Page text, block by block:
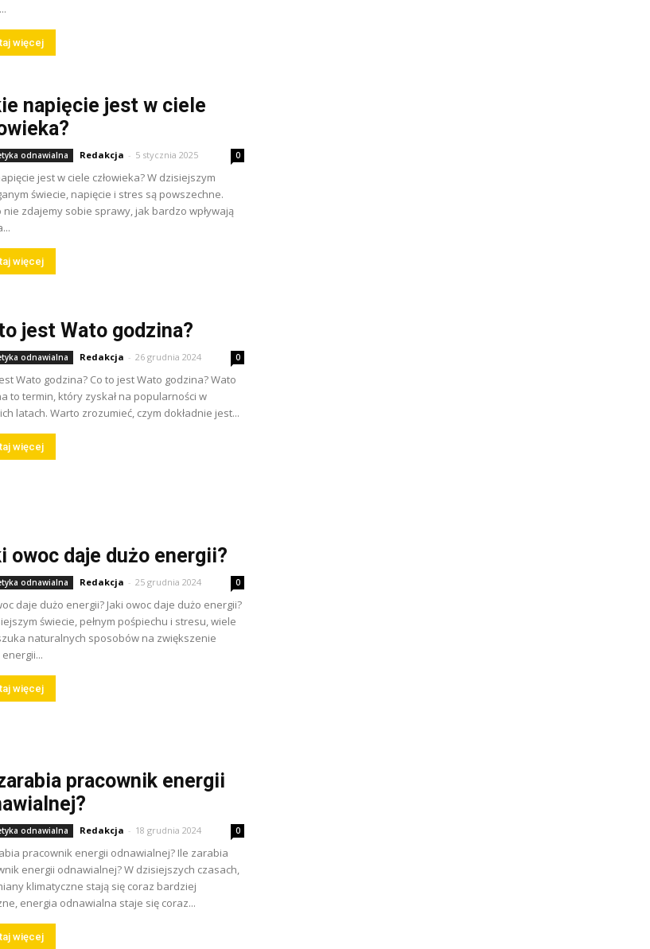
więcej
napięcie jest w ciele
odnawialna Redakcja - 5 stycznia 2025 0
jest w ciele człowieka? W dzisiejszym
świecie, napięcie i stres są powszechne.
nie zdajemy sobie sprawy, jak bardzo wpływają
więcej
jest Wato godzina?
odnawialna Redakcja - 26 grudnia 2024 0
Wato godzina? Co to jest Wato godzina? Wato
to termin, który zyskał na popularności w
latach. Warto zrozumieć, czym dokładnie jest...
więcej
owoc daje dużo energii?
odnawialna Redakcja - 25 grudnia 2024 0
daje dużo energii? Jaki owoc daje dużo energii?
świecie, pełnym pośpiechu i stresu, wiele
naturalnych sposobów na zwiększenie
więcej
zarabia pracownik energii
odnawialna Redakcja - 18 grudnia 2024 0
pracownik energii odnawialnej? Ile zarabia
energii odnawialnej? W dzisiejszych czasach,
klimatyczne stają się coraz bardziej
energia odnawialna staje się coraz...
więcej